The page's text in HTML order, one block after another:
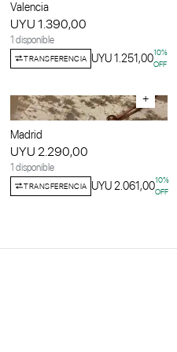
Valencia
UYU 1.390,00
1 disponible
TRANSFERENCIA UYU 1.251,0010%
OFF
+
Madrid
UYU 2.290,00
1 disponible
TRANSFERENCIA UYU 2.061,0010%
OFF